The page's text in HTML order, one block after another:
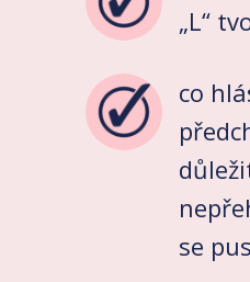
„L“
co
se